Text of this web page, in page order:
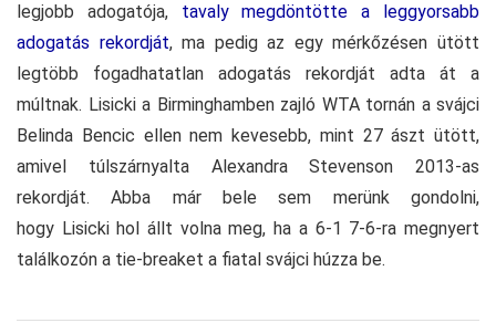
legjobb adogatója, tavaly megdöntötte a leggyorsabb
adogatás rekordját, ma pedig az egy mérkőzésen ütött
legtöbb fogadhatatlan adogatás rekordját adta át a
múltnak. Lisicki a Birminghamben zajló WTA tornán a svájci
Belinda Bencic ellen nem kevesebb, mint 27 ászt ütött,
amivel túlszárnyalta Alexandra Stevenson 2013-as
rekordját. Abba már bele sem merünk gondolni,
hogy Lisicki hol állt volna meg, ha a 6-1 7-6-ra megnyert
találkozón a tie-breaket a fiatal svájci húzza be.